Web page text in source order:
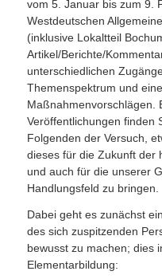
vom 5. Januar bis zum 9.
Westdeutschen
(inklusive Lokaltteil
Artikel/Berichte/
unterschiedlichen
Themenspektrum und
Maßnahmenvorschlägen.
Veröffentlichungen finden
Folgenden der Versuch,
dieses für die Zukunft der
und auch für die unserer
Handlungsfeld zu bringen.
Dabei geht es zunächst
des sich zuspitzenden
bewusst zu machen; dies
Elementarbildung: